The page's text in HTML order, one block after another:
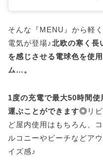
そんな『MENU』から軽
電気が登場♪北欧の寒く長
を感じさせる電球色を使
ム…。
1度の充電で最大50時間
運ぶことができます◎ リ
ど屋内使用はもちろん、
ルコニーやビーチなどア
イズ感♪